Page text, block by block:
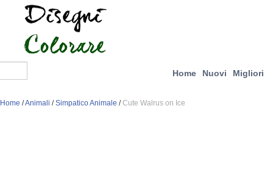
Home Nuovi Migliori
Home /Animali /Simpatico Animale /Cute Walrus on Ice